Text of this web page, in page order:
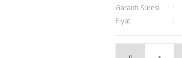
Garanti Süresi
Fiyat